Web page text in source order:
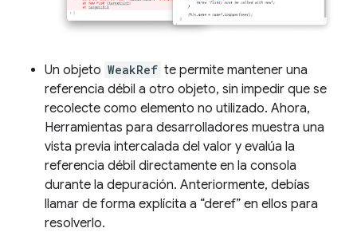
Un objeto WeakRef te permite mantener una
referencia débil a otro objeto, sin impedir que se
recolecte como elemento no utilizado. Ahora,
Herramientas para desarrolladores muestra una
vista previa intercalada del valor y evalúa la
referencia débil directamente en la consola
durante la depuración. Anteriormente, debías
llamar de forma explícita a “deref” en ellos para
resolverlo.